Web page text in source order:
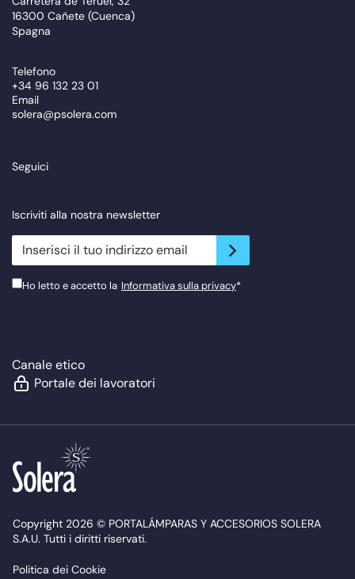
16300 Cañete (Cuenca)
Spagna
Telefono
+34 96 132 23 01
Email
solera@psolera.com
Seguici
Iscriviti alla nostra newsletter
newsletter.suscribe
Ho letto e accetto la Informativa sulla privacy*
Canale etico
Portale dei lavoratori
Copyright 2026 © PORTALÁMPARAS Y ACCESORIOS SOLERA
S.A.U. Tutti i diritti riservati.
Politica dei Cookie